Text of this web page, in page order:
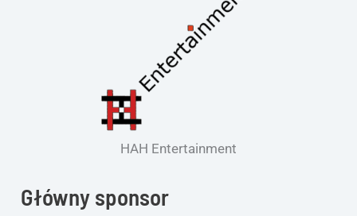
HAH Entertainment
Główny sponsor